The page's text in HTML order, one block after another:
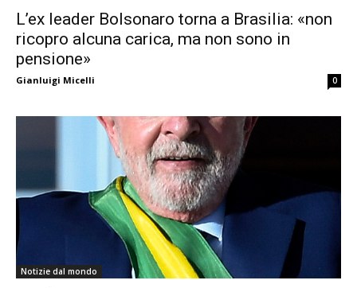
L’ex leader Bolsonaro torna a Brasilia: «non
ricopro alcuna carica, ma non sono in
pensione»
Gianluigi Micelli 0
Notizie dal mondo